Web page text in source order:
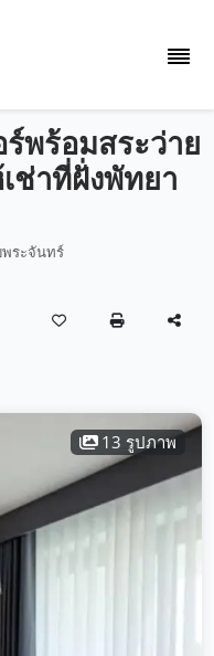
พร้อมสระว่าย
ช่าที่ฝั่งพัทยา
ระจันทร์
13 รูปภาพ